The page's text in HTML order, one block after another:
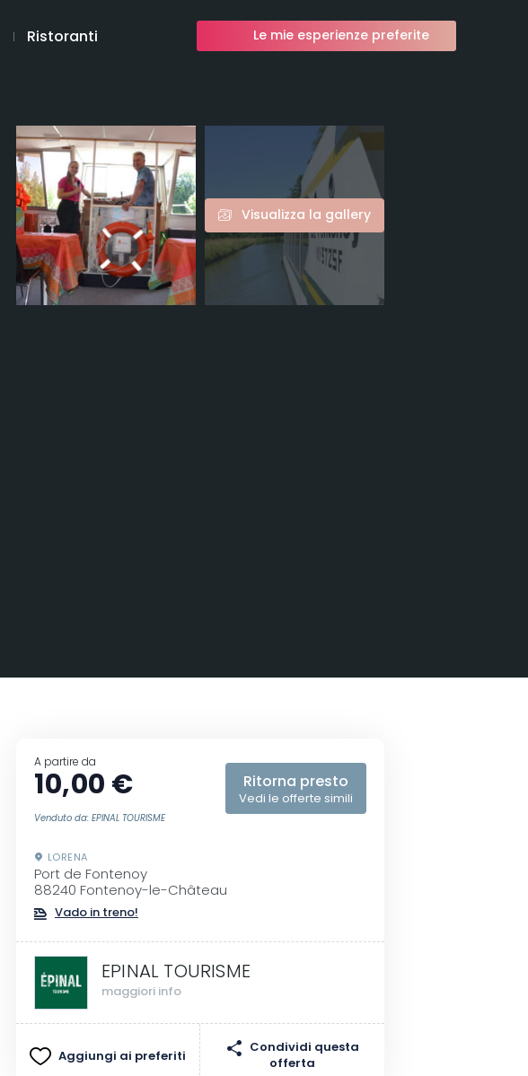
Ristoranti Le mie esperienze preferite
Visualizza la gallery
A partire da
10,00 €
Venduto da: EPINAL TOURISME
Ritorna presto
Vedi le offerte simili
LORENA
Port de Fontenoy
88240 Fontenoy-le-Château
Vado in treno!
EPINAL TOURISME
maggiori info
Aggiungi ai preferiti
Condividi questa
offerta